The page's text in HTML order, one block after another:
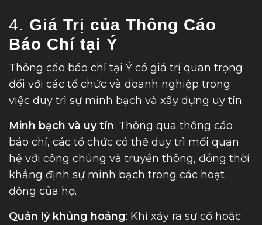
4. Giá Trị của Thông Cáo
Báo Chí tại Ý
Thông cáo báo chí tại Ý có giá trị quan trọng
đối với các tổ chức và doanh nghiệp trong
việc duy trì sự minh bạch và xây dựng uy tín.
Minh bạch và uy tín: Thông qua thông cáo
báo chí, các tổ chức có thể duy trì mối quan
hệ với công chúng và truyền thông, đồng thời
khẳng định sự minh bạch trong các hoạt
động của họ.
Quản lý khủng hoảng: Khi xảy ra sự cố hoặc